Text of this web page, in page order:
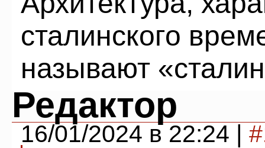
сталинского
называют
Редактор
16/01/2024 в 22:24 |